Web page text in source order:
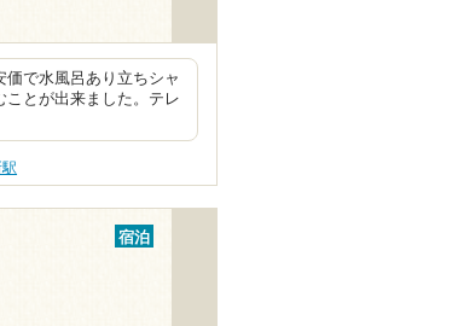
で水風呂あり立ちシャ
ことが出来ました。テレ
宿泊